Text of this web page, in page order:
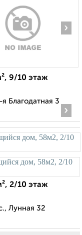
›
9/10 этаж
Благодатная 3
›
2/10 этаж
Лунная 32